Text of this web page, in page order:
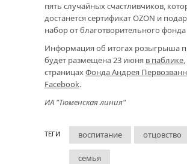
пять случайных счастливчиков,
достанется сертификат OZON и
набор от благотворительного
Информация об итогах розыгрыша
будет размещена 23 июня в паблике
страницахФонда Андрея
Facebook.
ИА "Тюменская линия"
ТЕГИ воспитание отцовство
семья